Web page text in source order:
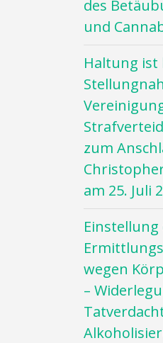
des
und
Haltung ist
zum
am 25. Juli
Einstellung
wegen
–